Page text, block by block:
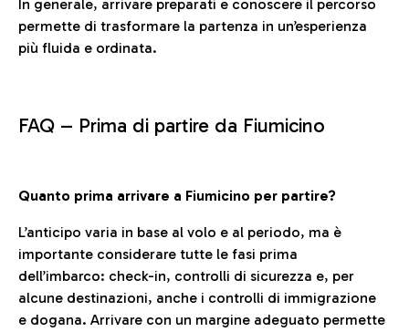
In generale, arrivare preparati e conoscere il percorso
permette di trasformare la partenza in un’esperienza
più fluida e ordinata.
FAQ – Prima di partire da Fiumicino
Quanto prima arrivare a Fiumicino per partire?
L’anticipo varia in base al volo e al periodo, ma è
importante considerare tutte le fasi prima
dell’imbarco: check-in, controlli di sicurezza e, per
alcune destinazioni, anche i controlli di immigrazione
e dogana. Arrivare con un margine adeguato permette